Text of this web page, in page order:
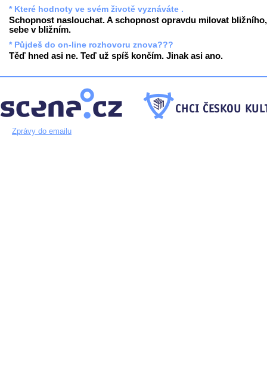
* Které hodnoty ve svém životě vyznáváte .
Schopnost naslouchat. A schopnost opravdu milovat
sebe v bližním.
* Půjdeš do on-line rozhovoru znova???
Těď hned asi ne. Teď už spíš končím. Jinak asi ano.
Zprávy do emailu